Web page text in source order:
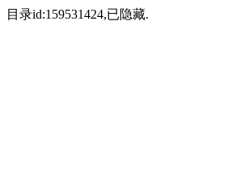
目录id:159531424,已隐藏.